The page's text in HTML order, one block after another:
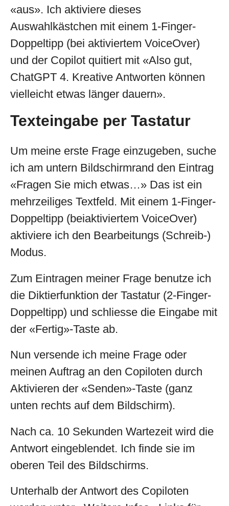
«aus». Ich aktiviere dieses
Auswahlkästchen mit einem 1-Finger-
Doppeltipp (bei aktiviertem VoiceOver)
und der Copilot quitiert mit «Also gut,
ChatGPT 4. Kreative Antworten können
vielleicht etwas länger dauern».
Texteingabe per Tastatur
Um meine erste Frage einzugeben, suche
ich am untern Bildschirmrand den Eintrag
«Fragen Sie mich etwas…» Das ist ein
mehrzeiliges Textfeld. Mit einem 1-Finger-
Doppeltipp (beiaktiviertem VoiceOver)
aktiviere ich den Bearbeitungs (Schreib-)
Modus.
Zum Eintragen meiner Frage benutze ich
die Diktierfunktion der Tastatur (2-Finger-
Doppeltipp) und schliesse die Eingabe mit
der «Fertig»-Taste ab.
Nun versende ich meine Frage oder
meinen Auftrag an den Copiloten durch
Aktivieren der «Senden»-Taste (ganz
unten rechts auf dem Bildschirm).
Nach ca. 10 Sekunden Wartezeit wird die
Antwort eingeblendet. Ich finde sie im
oberen Teil des Bildschirms.
Unterhalb der Antwort des Copiloten